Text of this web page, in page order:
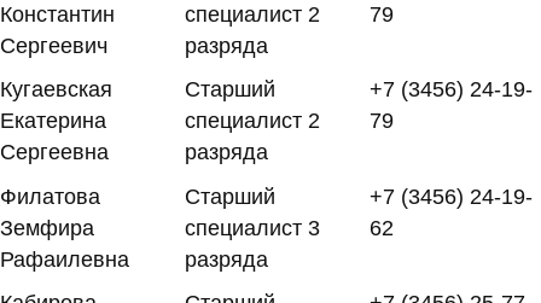
Константин
Сергеевич
специалист 2
разряда
79
Кугаевская
Екатерина
Сергеевна
Старший
специалист 2
разряда
+7 (3456) 24-19-
79
Филатова
Земфира
Рафаилевна
Старший
специалист 3
разряда
+7 (3456) 24-19-
62